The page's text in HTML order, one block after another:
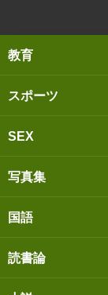
教育
スポーツ
SEX
写真集
国語
読書論
Cookie等の
サイトアク